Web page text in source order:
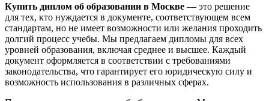
Купить диплом об образовании в Москве — это решение
для тех, кто нуждается в документе, соответствующем всем
стандартам, но не имеет возможности или желания проходить
долгий процесс учебы. Мы предлагаем дипломы для всех
уровней образования, включая среднее и высшее. Каждый
документ оформляется в соответствии с требованиями
законодательства, что гарантирует его юридическую силу и
возможность использования в различных сферах.